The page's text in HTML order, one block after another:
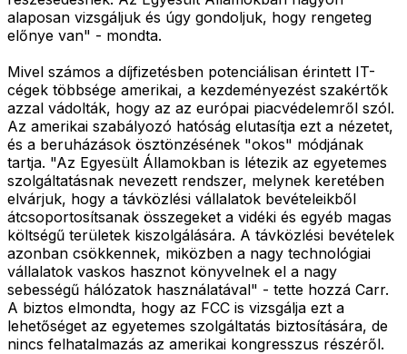
alaposan vizsgáljuk és úgy gondoljuk, hogy rengeteg
előnye van" - mondta.
Mivel számos a díjfizetésben potenciálisan érintett IT-
cégek többsége amerikai, a kezdeményezést szakértők
azzal vádolták, hogy az az európai piacvédelemről szól.
Az amerikai szabályozó hatóság elutasítja ezt a nézetet,
és a beruházások ösztönzésének "okos" módjának
tartja. "Az Egyesült Államokban is létezik az egyetemes
szolgáltatásnak nevezett rendszer, melynek keretében
elvárjuk, hogy a távközlési vállalatok bevételeikből
átcsoportosítsanak összegeket a vidéki és egyéb magas
költségű területek kiszolgálására. A távközlési bevételek
azonban csökkennek, miközben a nagy technológiai
vállalatok vaskos hasznot könyvelnek el a nagy
sebességű hálózatok használatával" - tette hozzá Carr.
A biztos elmondta, hogy az FCC is vizsgálja ezt a
lehetőséget az egyetemes szolgáltatás biztosítására, de
nincs felhatalmazás az amerikai kongresszus részéről.